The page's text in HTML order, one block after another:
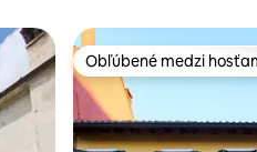
Obľúbené medzi
Obľúbené medzi